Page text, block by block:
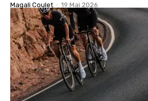
Magali Coulet - 19 Mai 2026